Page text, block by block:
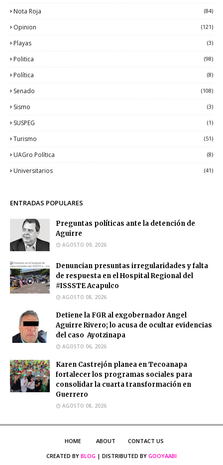
Nota Roja (84)
Opinion (121)
Playas (3)
Politica (98)
Política (8)
Senado (108)
Sismo (3)
SUSPEG (1)
Turismo (51)
UAGro Política (8)
Universitarios (41)
ENTRADAS POPULARES
Preguntas políticas ante la detención de
Aguirre
AGOSTO 09, 2026
Denuncian presuntas irregularidades y falta
de respuesta en el Hospital Regional del
#ISSSTE Acapulco
AGOSTO 08, 2026
Detiene la FGR al exgobernador Angel
Aguirre Rivero; lo acusa de ocultar evidencias
del caso Ayotzinapa
AGOSTO 06, 2026
Karen Castrejón planea en Tecoanapa
fortalecer los programas sociales para
consolidar la cuarta transformación en
Guerrero
AGOSTO 08, 2026
HOME ABOUT
CONTACT US
CREATED BY BLOG | DISTRIBUTED BY GOOYAABI